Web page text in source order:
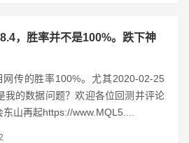
，胜率并不是100%。跌下神
网传的胜率100%。尤其2020-02-25
我的数据问题？欢迎各位回测并评论
山再起https://www.MQL5....